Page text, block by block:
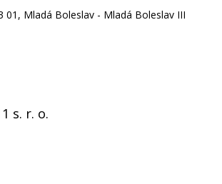
01, Mladá Boleslav - Mladá Boleslav III
s. r. o.